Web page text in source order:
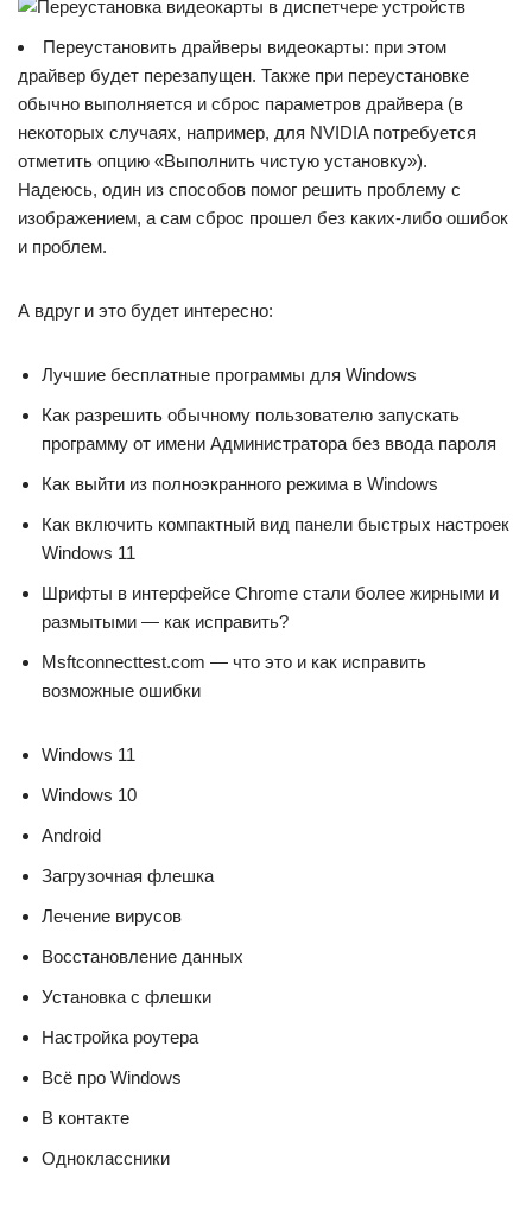
Переустановить драйверы видеокарты: при этом
драйвер будет перезапущен. Также при переустановке
обычно выполняется и сброс параметров драйвера (в
некоторых случаях, например, для NVIDIA потребуется
отметить опцию «Выполнить чистую установку»).
Надеюсь, один из способов помог решить проблему с
изображением, а сам сброс прошел без каких-либо ошибок
и проблем.
А вдруг и это будет интересно:
Лучшие бесплатные программы для Windows
Как разрешить обычному пользователю запускать
программу от имени Администратора без ввода пароля
Как выйти из полноэкранного режима в Windows
Как включить компактный вид панели быстрых настроек
Windows 11
Шрифты в интерфейсе Chrome стали более жирными и
размытыми — как исправить?
Msftconnecttest.com — что это и как исправить
возможные ошибки
Windows 11
Windows 10
Android
Загрузочная флешка
Лечение вирусов
Восстановление данных
Установка с флешки
Настройка роутера
Всё про Windows
В контакте
Одноклассники